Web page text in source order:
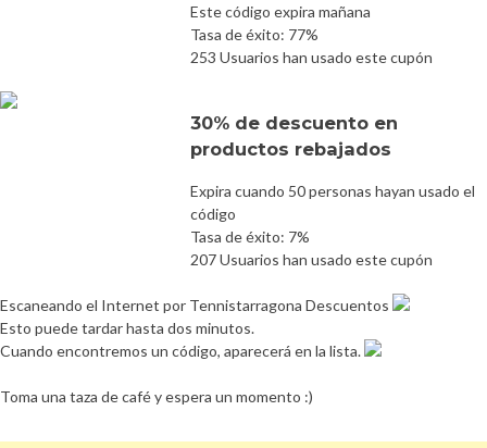
Este código expira mañana
Tasa de éxito: 77%
253 Usuarios han usado este cupón
30% de descuento en
productos rebajados
Expira cuando 50 personas hayan usado el
código
Tasa de éxito: 7%
207 Usuarios han usado este cupón
Escaneando el Internet por Tennistarragona Descuentos
Esto puede tardar hasta dos minutos.
Cuando encontremos un código, aparecerá en la lista.
Toma una taza de café y espera un momento :)